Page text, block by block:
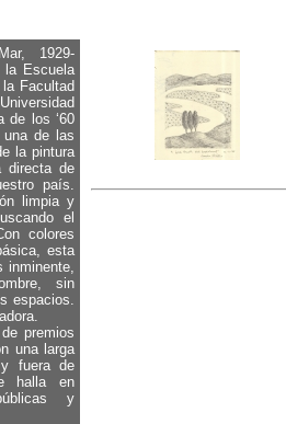
1929-
la Escuela
Facultad
de los ‘60
de las
la pintura
directa de
país.
limpia y
el
colores
esta
inminente,
sin
espacios.
premios
una larga
y fuera de
halla en
y